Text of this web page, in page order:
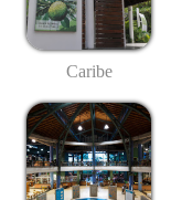
Caribe